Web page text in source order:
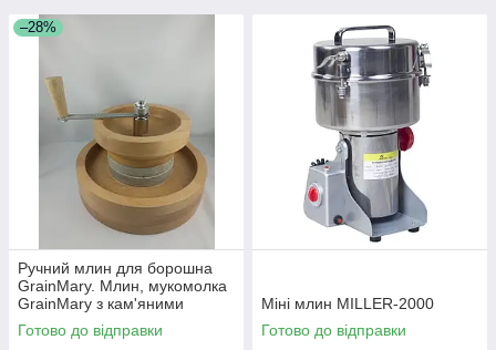
–28%
Ручний млин для борошна
GrainMary. Млин, мукомолка
GrainMary з кам'яними
жорнами
Готово до відправки
Міні млин MILLER-2000
Готово до відправки